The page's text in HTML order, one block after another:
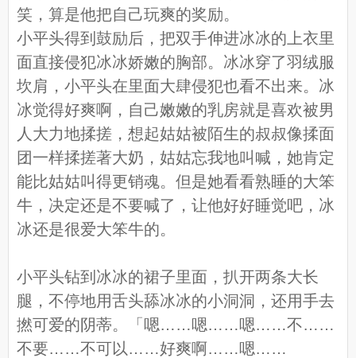
笑，算是他把自己玩爽的奖励。
小平头得到鼓励后，把双手伸进冰冰的上衣里
面直接侵犯冰冰娇嫩的胸部。冰冰穿了羽绒服
坎肩，小平头在里面大肆侵犯也看不出来。冰
冰觉得好爽啊，自己嫩嫩的乳房就是喜欢被男
人大力地揉搓，想起姑姑被陌生的叔叔像揉面
团一样揉搓著大奶，姑姑忘我地叫喊，她肯定
能比姑姑叫得更销魂。但是她看看熟睡的大笨
牛，决定还是不要喊了，让他好好睡觉吧，冰
冰还是很爱大笨牛的。
小平头钻到冰冰的裙子里面，扒开两条大长
腿，不停地用舌头舔冰冰的小洞洞，还用手去
撚可爱的阴蒂。「嗯……嗯……嗯……不……
不要……不可以……好爽啊……嗯……